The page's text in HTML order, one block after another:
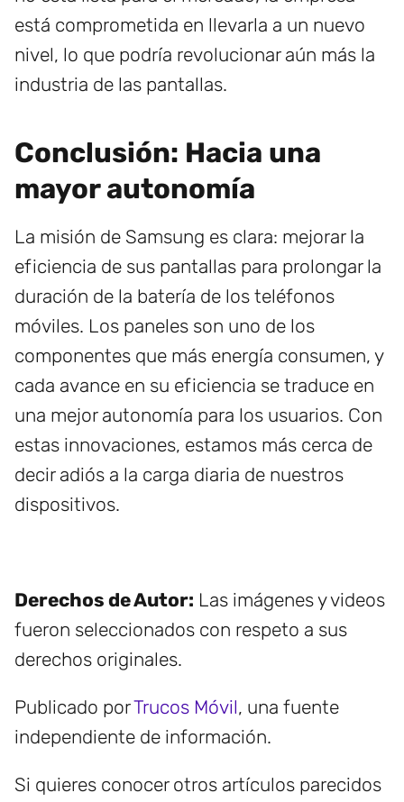
está comprometida en llevarla a un nuevo
nivel, lo que podría revolucionar aún más la
industria de las pantallas.
Conclusión: Hacia una
mayor autonomía
La misión de Samsung es clara: mejorar la
eficiencia de sus pantallas para prolongar la
duración de la batería de los teléfonos
móviles. Los paneles son uno de los
componentes que más energía consumen, y
cada avance en su eficiencia se traduce en
una mejor autonomía para los usuarios. Con
estas innovaciones, estamos más cerca de
decir adiós a la carga diaria de nuestros
dispositivos.
Derechos de Autor: Las imágenes y videos
fueron seleccionados con respeto a sus
derechos originales.
Publicado porTrucos Móvil, una fuente
independiente de información.
Si quieres conocer otros artículos parecidos